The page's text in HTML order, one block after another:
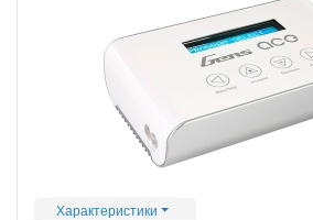
Характеристики